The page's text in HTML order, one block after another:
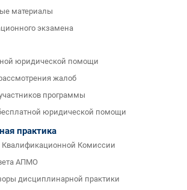
материалы
экзамена
юридической помощи
жалоб
программы
юридической помощи
практика
Комиссии
АПМО
дисциплинарной практики